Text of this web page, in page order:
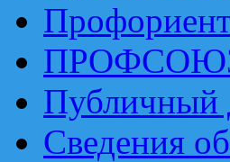
Публичный
Сведения